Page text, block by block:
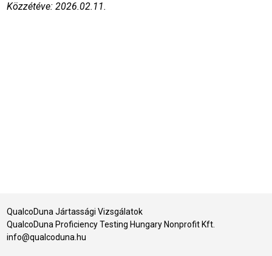
Közzétéve: 2026.02.11.
QualcoDuna Jártassági Vizsgálatok
QualcoDuna Proficiency Testing Hungary Nonprofit Kft.
info@qualcoduna.hu